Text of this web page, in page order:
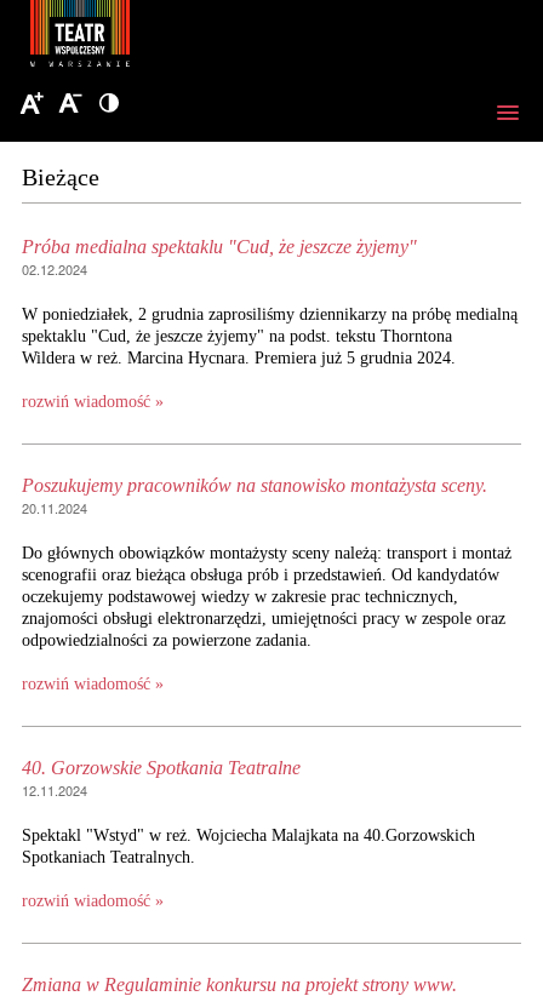
Bieżące
Próba medialna spektaklu "Cud, że jeszcze żyjemy"
02.12.2024
W poniedziałek, 2 grudnia zaprosiliśmy dziennikarzy na próbę medialną
spektaklu "Cud, że jeszcze żyjemy" na podst. tekstu Thorntona
Wildera w reż. Marcina Hycnara. Premiera już 5 grudnia 2024.
rozwiń wiadomość »
Poszukujemy pracowników na stanowisko montażysta sceny.
20.11.2024
Do głównych obowiązków montażysty sceny należą: transport i montaż
scenografii oraz bieżąca obsługa prób i przedstawień. Od kandydatów
oczekujemy podstawowej wiedzy w zakresie prac technicznych,
znajomości obsługi elektronarzędzi, umiejętności pracy w zespole oraz
odpowiedzialności za powierzone zadania.
rozwiń wiadomość »
40. Gorzowskie Spotkania Teatralne
12.11.2024
Spektakl "Wstyd" w reż. Wojciecha Malajkata na 40.Gorzowskich
Spotkaniach Teatralnych.
rozwiń wiadomość »
Zmiana w Regulaminie konkursu na projekt strony www.